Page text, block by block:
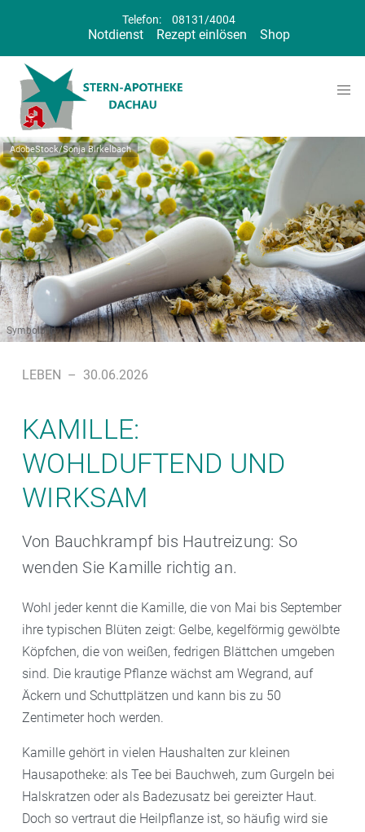
Telefon: 08131/4004
Notdienst Rezept einlösen Shop
AdobeStock/Sonja Birkelbach
Symbolbild
LEBEN – 30.06.2026
KAMILLE:
WOHLDUFTEND UND
WIRKSAM
Von Bauchkrampf bis Hautreizung: So
wenden Sie Kamille richtig an.
Wohl jeder kennt die Kamille, die von Mai bis September
ihre typischen Blüten zeigt: Gelbe, kegelförmig gewölbte
Köpfchen, die von weißen, fedrigen Blättchen umgeben
sind. Die krautige Pflanze wächst am Wegrand, auf
Äckern und Schuttplätzen und kann bis zu 50
Zentimeter hoch werden.
Kamille gehört in vielen Haushalten zur kleinen
Hausapotheke: als Tee bei Bauchweh, zum Gurgeln bei
Halskratzen oder als Badezusatz bei gereizter Haut.
Doch so vertraut die Heilpflanze ist, so häufig wird sie